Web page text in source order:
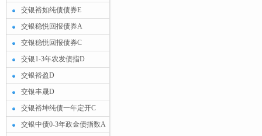
交银裕如纯债债券E
交银稳悦回报债券A
交银稳悦回报债券C
交银1-3年农发债指D
交银裕盈D
交银丰晟D
交银裕坤纯债一年定开C
交银中债0-3年政金债指数A